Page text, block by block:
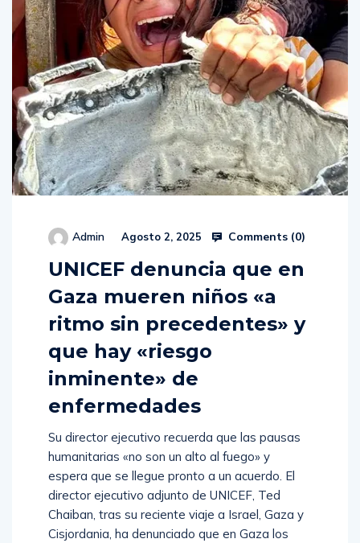
Admin Agosto 2, 2025 Comments (0)
UNICEF denuncia que en
Gaza mueren niños «a
ritmo sin precedentes» y
que hay «riesgo
inminente» de
enfermedades
Su director ejecutivo recuerda que las pausas
humanitarias «no son un alto al fuego» y
espera que se llegue pronto a un acuerdo. El
director ejecutivo adjunto de UNICEF, Ted
Chaiban, tras su reciente viaje a Israel, Gaza y
Cisjordania, ha denunciado que en Gaza los